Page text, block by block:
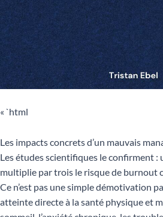
« `html
Les impacts concrets d’un mauvais
Les études scientifiques le confirment :
multiplie par trois le risque de burnout
Ce n’est pas une simple démotivation
atteinte directe à la santé physique et